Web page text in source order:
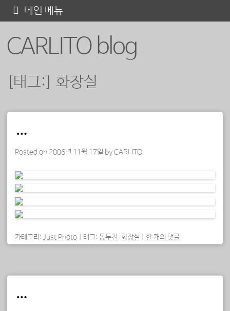
CARLITO blog
메인 메뉴
텐
[태그:] 화장실
…
Posted on 2006년 11월 17일 byCARLITO
카테고리: Just Photo 태그: 동두천, 화장실 한 개의 댓글
…